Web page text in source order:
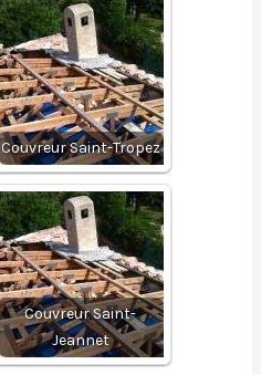
Couvreur Saint-Tropez
Couvreur Saint-
Jeannet